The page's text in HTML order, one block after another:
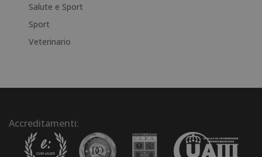
Salute e Sport
Sport
Veterinario
Accreditamenti: